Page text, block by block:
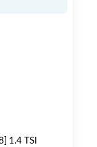
1.4 TSI